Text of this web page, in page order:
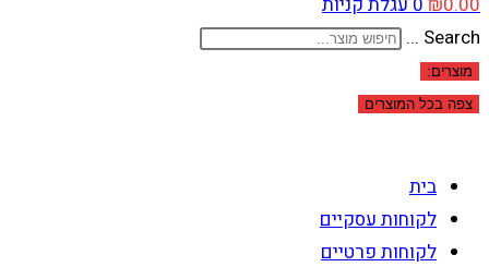
Search ...
מוצרים:
צפה בכל המוצרים
בית
לקוחות עסקיים
לקוחות פרטיים